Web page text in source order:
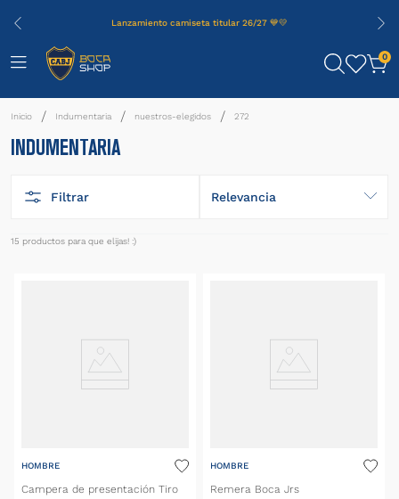
Lanzamiento camiseta titular 26/27 💙💛
0
Indumentaria nuestros-elegidos 272
INDUMENTARIA
Filtrar Relevancia
15 productos
HOMBRE
Campera de presentación Tiro
HOMBRE
Remera Boca Jrs